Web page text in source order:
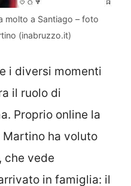
molto a Santiago – foto
(inabruzzo.it)
i diversi momenti
il ruolo di
Proprio online la
ha voluto
che vede
in famiglia: il